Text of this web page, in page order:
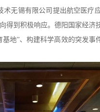
锡有限公司提出航空医疗
得到积极响应。德阳国家经
地”、构建科学高效的突发